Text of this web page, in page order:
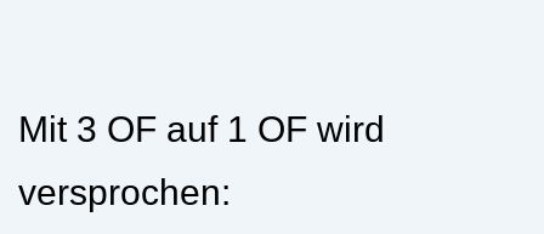
Mit 3 OF auf 1 OF wird
versprochen: